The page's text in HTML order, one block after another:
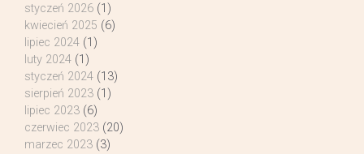
styczeń 2026 (1)
kwiecień 2025 (6)
lipiec 2024 (1)
luty 2024 (1)
styczeń 2024 (13)
sierpień 2023 (1)
lipiec 2023 (6)
czerwiec 2023 (20)
marzec 2023 (3)